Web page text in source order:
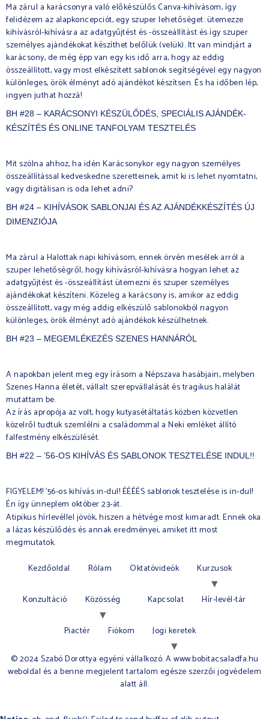
Ma zárul a karácsonyra való előkészülős Canva-kihívásom, így
felidézem az alapkoncepciót, egy szuper lehetőséget: ütemezze
kihívásról-kihívásra az adatgyűjtést és -összeállítást és így szuper
személyes ajándékokat készíthet belőlük (velük). Itt van mindjárt a
karácsony, de még épp van egy kis idő arra, hogy az eddig
összeállított, vagy most elkészített sablonok segítségével egy nagyon
különleges, örök élményt adó ajándékot készítsen. És ha időben lép,
ingyen juthat hozzá!
BH #28 – KARÁCSONYI KÉSZÜLŐDÉS, SPECIÁLIS AJÁNDÉK-
KÉSZÍTÉS ÉS ONLINE TANFOLYAM TESZTELÉS
Mit szólna ahhoz, ha idén Karácsonykor egy nagyon személyes
összeállítással kedveskedne szeretteinek, amit ki is lehet nyomtatni,
vagy digitálisan is oda lehet adni?
BH #24 – KIHÍVÁSOK SABLONJAI ÉS AZ AJÁNDÉKKÉSZÍTÉS ÚJ
DIMENZIÓJA
Ma zárul a Halottak napi kihívásom, ennek örvén mesélek arról a
szuper lehetőségről, hogy kihívásról-kihívásra hogyan lehet az
adatgyűjtést és -összeállítást ütemezni és szuper személyes
ajándékokat készíteni. Közeleg a karácsony is, amikor az eddig
összeállított, vagy még addig elkészülő sablonokból nagyon
különleges, örök élményt adó ajándékok készülhetnek.
BH #23 – MEGEMLÉKEZÉS SZENES HANNÁRÓL
A napokban jelent meg egy írásom a Népszava hasábjain, melyben
Szenes Hanna életét, vállalt szerepvállalását és tragikus halálát
mutattam be.
Az írás apropója az volt, hogy kutyasétáltatás közben közvetlen
közelről tudtuk szemlélni a családommal a Neki emléket állító
falfestmény elkészülését.
BH #22 – ’56-OS KIHÍVÁS ÉS SABLONOK TESZTELÉSE INDUL!!
FIGYELEM! ’56-os kihívás in-dul! ÉÉÉÉS sablonok tesztelése is in-dul!
Én így ünneplem október 23-át.
Atipikus hírlevéllel jövök, hiszen a hétvége most kimaradt. Ennek oka
a lázas készülődés és annak eredményei, amiket itt most
megmutatok.
Kezdőoldal
Rólam Oktatóvideók Kurzusok
Konzultáció Közösség Kapcsolat Hír-levél-tár
Piactér Fiókom Jogi keretek
© 2024 Szabó Dorottya egyéni vállalkozó. A www.bobitacsaladfa.hu
weboldal és a benne megjelent tartalom egésze szerzői jogvédelem
alatt áll.​